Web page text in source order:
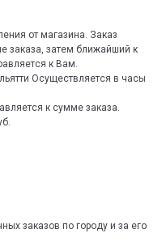
от магазина. Заказ
заказа, затем ближайший к
к Вам.
Осуществляется в часы
к сумме заказа.
заказов по городу и за его